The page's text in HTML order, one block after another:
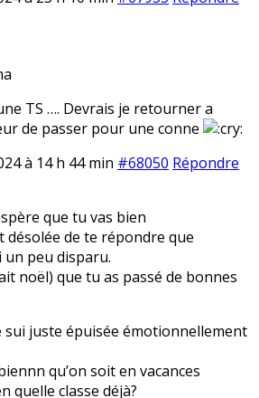
TS …. Devrais je retourner a
de passer pour une conne
à 14 h 44 min #68050 Répondre
que tu vas bien
désolée de te répondre que
un peu disparu.
noël) que tu as passé de bonnes
sui juste épuisée émotionnellement
qu’on soit en vacances
quelle classe déjà?